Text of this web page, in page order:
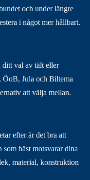
och under längre
i något mer hållbart.
ditt val av tält eller
ÖoB, Jula och Biltema
att välja mellan.
efter är det bra att
bäst motsvarar dina
material, konstruktion